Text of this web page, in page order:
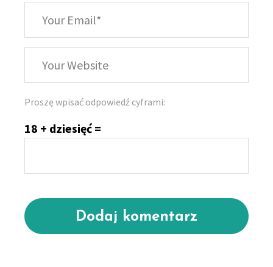
Email
Website
Proszę wpisać odpowiedź cyframi:
18 + dziesięć =